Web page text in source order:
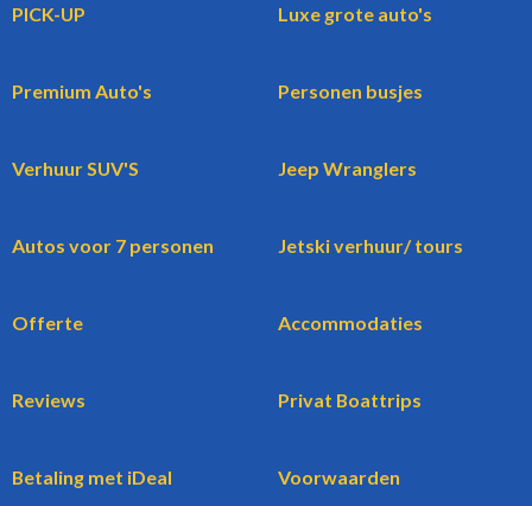
PICK-UP Luxe grote auto's
Premium Auto's Personen busjes
Verhuur SUV'S Jeep Wranglers
Autos voor 7 personen Jetski verhuur/ tours
Offerte Accommodaties
Reviews Privat Boattrips
Betaling met iDeal Voorwaarden